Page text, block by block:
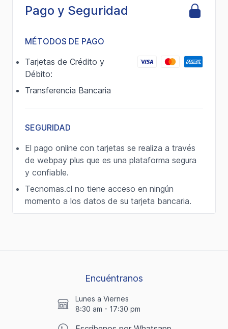
Pago y Seguridad
MÉTODOS DE PAGO
Tarjetas de Crédito y
Débito:
Transferencia Bancaria
SEGURIDAD
El pago online con tarjetas se realiza a través
de webpay plus que es una plataforma segura
y confiable.
Tecnomas.cl no tiene acceso en ningún
momento a los datos de su tarjeta bancaria.
Encuéntranos
Lunes a Viernes
8:30 am - 17:30 pm